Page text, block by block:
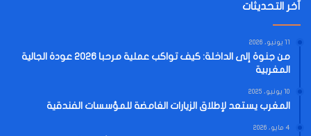
آخر التحديثات
11 يونيو، 2026
من جنوة إلى الداخلة: كيف تواكب عملية مرحبا 2026 عودة الجالية
المغربية
10 يونيو، 2025
المغرب يستعد لإطلاق الزيارات الغامضة للمؤسسات الفندقية
4 مايو، 2026